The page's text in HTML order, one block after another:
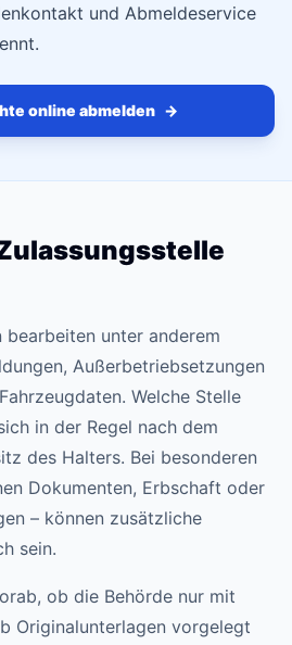
und Abmeldeservice
online abmelden →
bearbeiten unter anderem
Außerbetriebsetzungen
Welche Stelle
in der Regel nach dem
des Halters. Bei besonderen
Dokumenten, Erbschaft oder
– können zusätzliche
sein.
ob die Behörde nur mit
Originalunterlagen vorgelegt